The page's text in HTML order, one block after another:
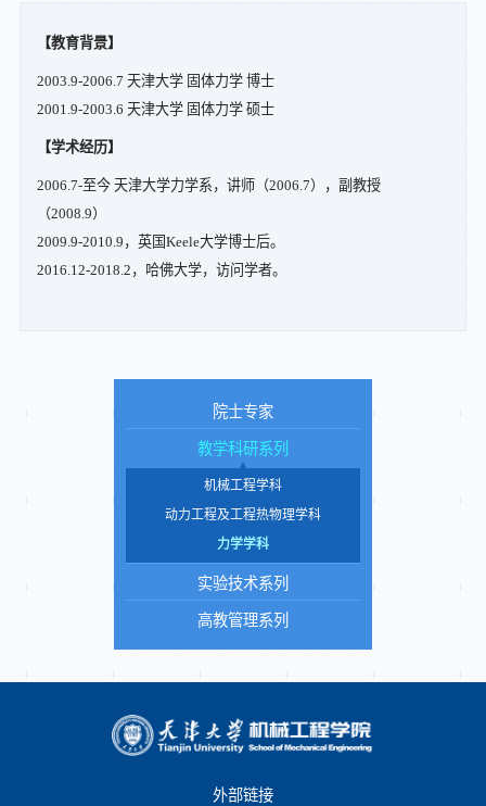
【教育背景】
2003.9-2006.7 天津大学 固体力学 博士
2001.9-2003.6 天津大学 固体力学 硕士
【学术经历】
2006.7-至今 天津大学力学系，讲师（2006.7），副教授
（2008.9）
2009.9-2010.9，英国Keele大学博士后。
2016.12-2018.2，哈佛大学，访问学者。
院士专家
教学科研系列
机械工程学科
动力工程及工程热物理学科
力学学科
实验技术系列
高教管理系列
外部链接